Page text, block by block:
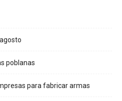
poblanas
para fabricar armas